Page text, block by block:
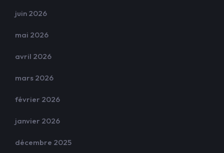
juin 2026
mai 2026
avril 2026
mars 2026
février 2026
janvier 2026
décembre 2025